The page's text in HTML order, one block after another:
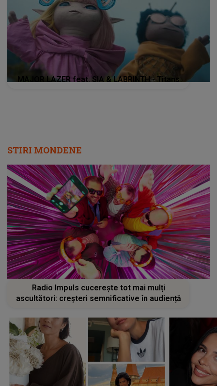
MAJOR LAZER feat. SIA & LABRINTH - Titans
STIRI MONDENE
Radio Impuls cucerește tot mai mulți
ascultători: creșteri semnificative în audiență